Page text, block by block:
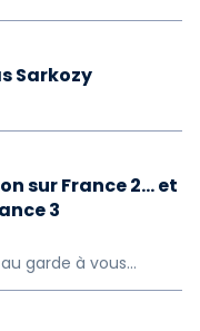
Sarkozy
sur France 2… et
3
garde à vous…